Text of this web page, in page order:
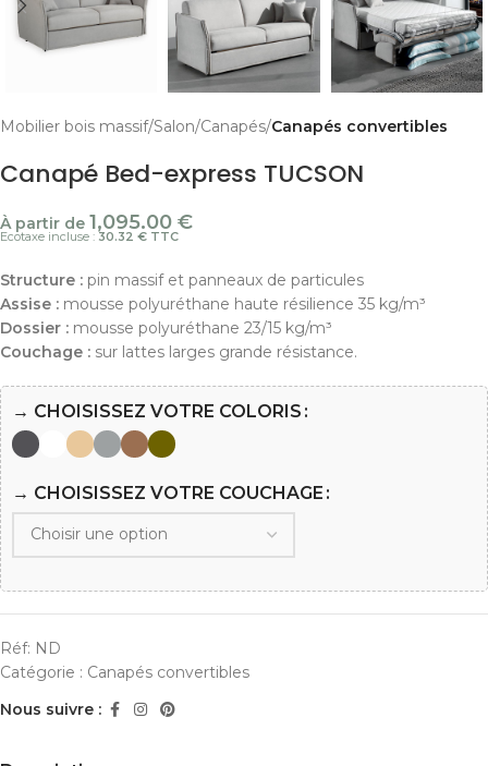
Mobilier bois massif Salon Canapés Canapés convertibles
Canapé Bed-express TUCSON
À partir de 1,095.00 €
Ecotaxe incluse : 30.32 € TTC
Structure : pin massif et panneaux de particules
Assise : mousse polyuréthane haute résilience 35 kg/m³
Dossier : mousse polyuréthane 23/15 kg/m³
Couchage : sur lattes larges grande résistance.
→ CHOISISSEZ VOTRE COLORIS
→ CHOISISSEZ VOTRE COUCHAGE
Réf: ND
Catégorie : Canapés convertibles
Nous suivre :